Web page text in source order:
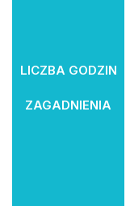
LICZBA GODZIN
ZAGADNIENIA